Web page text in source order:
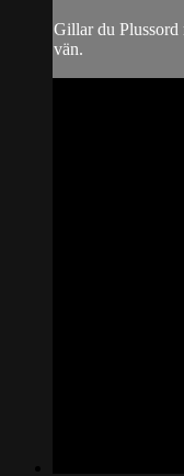
Gillar du Plussord
vän.